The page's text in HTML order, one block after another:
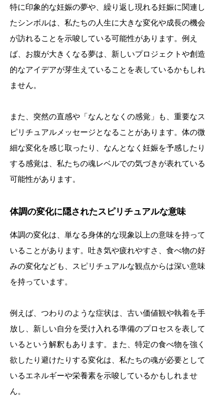
特に印象的な妊娠の夢や、繰り返し現れる妊娠に関連し
たシンボルは、私たちの人生に大きな変化や成長の機会
が訪れることを示唆している可能性があります。例え
ば、お腹が大きくなる夢は、新しいプロジェクトや創造
的なアイデアが芽生えていることを表しているかもしれ
ません。
また、突然の直感や「なんとなくの感覚」も、重要なス
ピリチュアルメッセージとなることがあります。体の微
細な変化を感じ取ったり、なんとなく妊娠を予感したり
する感覚は、私たちの魂レベルでの気づきが表れている
可能性があります。
体調の変化に隠されたスピリチュアルな意味
体調の変化は、単なる身体的な現象以上の意味を持って
いることがあります。吐き気や疲れやすさ、食べ物の好
みの変化なども、スピリチュアルな観点からは深い意味
を持っています。
例えば、つわりのような症状は、古い価値観や執着を手
放し、新しい自分を受け入れる準備のプロセスを表して
いるという解釈もあります。また、特定の食べ物を強く
欲したり避けたりする変化は、私たちの魂が必要として
いるエネルギーや栄養素を示唆しているかもしれませ
ん。